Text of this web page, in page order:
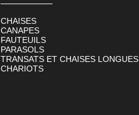
CHAISES
CANAPES
FAUTEUILS
PARASOLS
TRANSATS ET CHAISES LONGUES
CHARIOTS